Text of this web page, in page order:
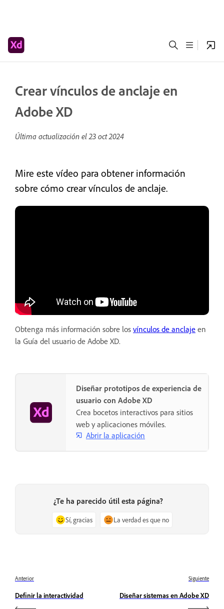
Crear vínculos de anclaje en
Adobe XD
Última actualización el23 oct 2024
Mire este vídeo para obtener información
sobre cómo crear vínculos de anclaje.
Obtenga más información sobre los vínculos de anclaje en
la Guía del usuario de Adobe XD.
Diseñar prototipos de experiencia de
usuario con Adobe XD
Crea bocetos interactivos para sitios
web y aplicaciones móviles.
Abrir la aplicación
¿Te ha parecido útil esta página?
Sí, gracias La verdad es que no
Anterior
Definir la interactividad
Siguiente
Diseñar sistemas en Adobe XD